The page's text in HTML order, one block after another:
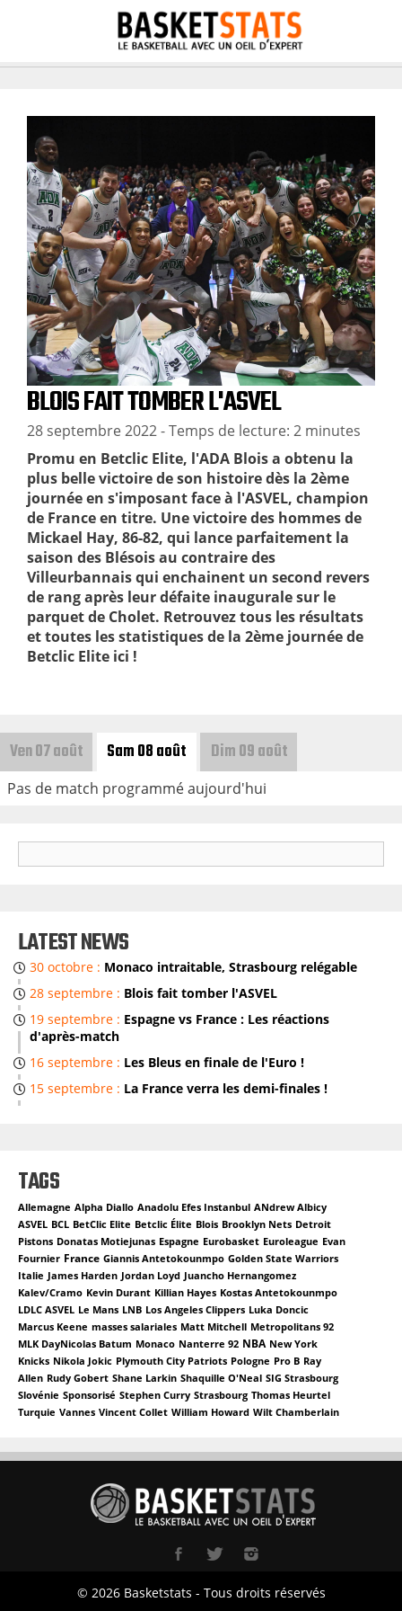
BLOIS FAIT TOMBER L'ASVEL
28 septembre 2022- Temps de lecture: 2 minutes
Promu en Betclic Elite, l'ADA Blois a obtenu la
plus belle victoire de son histoire dès la 2ème
journée en s'imposant face à l'ASVEL, champion
de France en titre. Une victoire des hommes de
Mickael Hay, 86-82, qui lance parfaitement la
saison des Blésois au contraire des
Villeurbannais qui enchainent un second revers
de rang après leur défaite inaugurale sur le
parquet de Cholet. Retrouvez tous les résultats
et toutes les statistiques de la 2ème journée de
Betclic Elite ici !
Ven 07 août Sam 08 août
Pas de match programmé aujourd'hui
Dim 09 août
R
C
H
LATEST NEWS
30 octobre : Monaco intraitable, Strasbourg relégable
28 septembre : Blois fait tomber l'ASVEL
19 septembre : Espagne vs France : Les réactions
d'après-match
16 septembre : Les Bleus en finale de l'Euro !
15 septembre : La France verra les demi-finales !
TAGS
Allemagne Alpha Diallo Anadolu Efes Instanbul ANdrew Albicy
ASVEL BCL BetClic Elite Betclic Élite Blois Brooklyn Nets Detroit
Pistons Donatas Motiejunas Espagne Eurobasket Euroleague Evan
Fournier France Giannis Antetokounmpo Golden State Warriors
Italie James Harden Jordan Loyd Juancho Hernangomez
Kalev/Cramo Kevin Durant Killian Hayes Kostas Antetokounmpo
LDLC ASVEL Le Mans LNB Los Angeles Clippers Luka Doncic
Marcus Keene masses salariales Matt Mitchell Metropolitans 92
MLK DayNicolas Batum Monaco Nanterre 92 NBA New York
Knicks Nikola Jokic Plymouth City Patriots Pologne Pro B Ray
Allen Rudy Gobert Shane Larkin Shaquille O'Neal SIG Strasbourg
Slovénie Sponsorisé Stephen Curry Strasbourg Thomas Heurtel
Turquie Vannes Vincent Collet William Howard Wilt Chamberlain
© 2026 Basketstats - Tous droits réservés